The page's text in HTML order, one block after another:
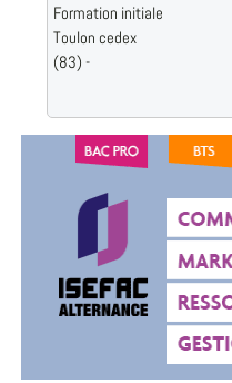
Formation initiale
Toulon cedex
(83) -